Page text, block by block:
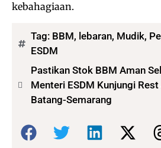
kebahagiaan.
Tag: BBM, lebaran, Mudik,
ESDM
Pastikan Stok BBM Aman
Menteri ESDM Kunjungi
Batang-Semarang
Bagikan: